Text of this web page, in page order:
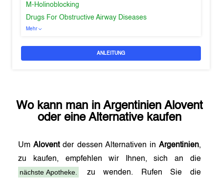
M-Holinoblocking
Drugs For Obstructive Airway Diseases
Mehr
ANLEITUNG
Wo kann man in Argentinien Alovent
oder eine Alternative kaufen
UmAloventder dessen Alternativen in Argentinien,
zu kaufen, empfehlen wir Ihnen, sich an die
nächste Apotheke.
zu wenden. Rufen Sie die